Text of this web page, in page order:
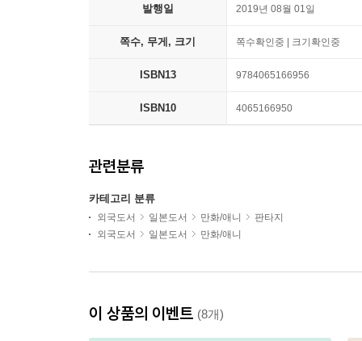
발행일 2019년 08월 01일
쪽수, 무게, 크기 쪽수확인중 | 크기확인중
ISBN13 9784065166956
ISBN10 4065166950
관련분류
카테고리 분류
외국도서 일본도서 만화/애니
판타지
외국도서
일본도서 만화/애니
이 상품의 이벤트 (8개)